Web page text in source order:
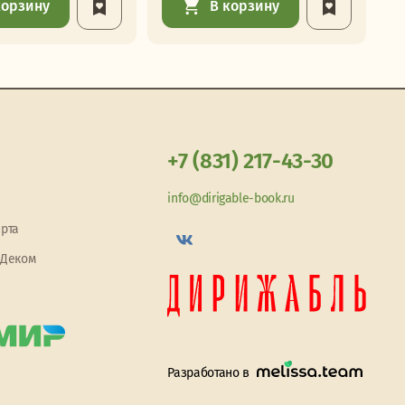
В корзину
+7 (831) 217-43-30
info@dirigable-book.ru
Разработано в